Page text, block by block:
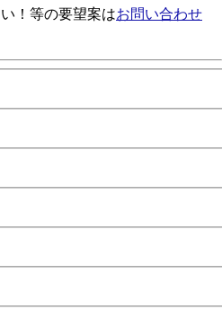
！等の要望案はお問い合わせ